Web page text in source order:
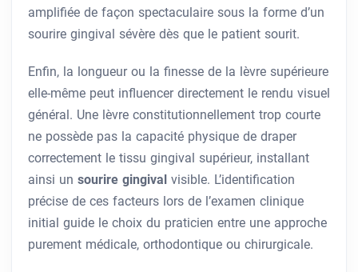
amplifiée de façon spectaculaire sous la forme d’un
sourire gingival sévère dès que le patient sourit.
Enfin, la longueur ou la finesse de la lèvre supérieure
elle-même peut influencer directement le rendu visuel
général. Une lèvre constitutionnellement trop courte
ne possède pas la capacité physique de draper
correctement le tissu gingival supérieur, installant
ainsi un sourire gingival visible. L’identification
précise de ces facteurs lors de l’examen clinique
initial guide le choix du praticien entre une approche
purement médicale, orthodontique ou chirurgicale.